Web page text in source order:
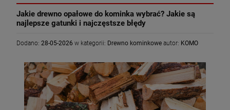
Jakie drewno opałowe do kominka wybrać? Jakie są
najlepsze gatunki i najczęstsze błędy
Dodano: 28-05-2026 w kategorii: Drewno kominkowe autor: KOMO